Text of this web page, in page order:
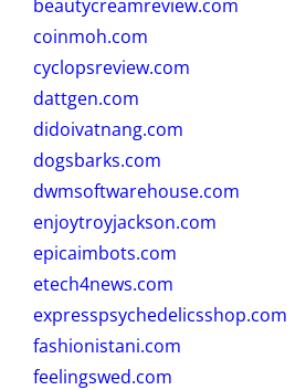
beautycreamreview.com
coinmoh.com
cyclopsreview.com
dattgen.com
didoivatnang.com
dogsbarks.com
dwmsoftwarehouse.com
enjoytroyjackson.com
epicaimbots.com
etech4news.com
expresspsychedelicsshop.com
fashionistani.com
feelingswed.com